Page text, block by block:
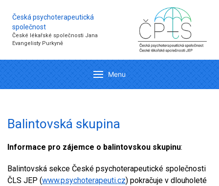
Česká psychoterapeutická
společnost
České lékařské společnosti Jana
Evangelisty Purkyně
Menu
Balintovská skupina
Informace pro zájemce o balintovskou skupinu:
Balintovská sekce České psychoterapeutické společnosti
ČLS JEP (www.psychoterapeuti.cz) pokračuje v dlouholeté